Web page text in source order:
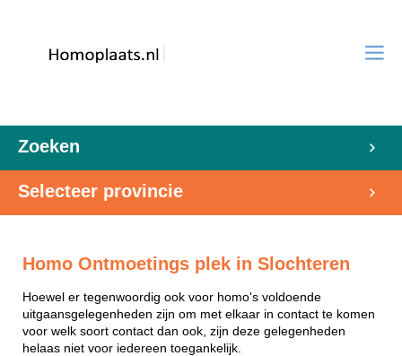
Zoeken
Selecteer provincie
Homo Ontmoetings plek in Slochteren
Hoewel er tegenwoordig ook voor homo's voldoende
uitgaansgelegenheden zijn om met elkaar in contact te komen
voor welk soort contact dan ook, zijn deze gelegenheden
helaas niet voor iedereen toegankelijk.